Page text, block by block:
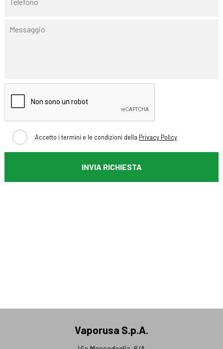
Accetto i termini e le condizioni della Privacy Policy
INVIA RICHIESTA
Vaporusa S.p.A.